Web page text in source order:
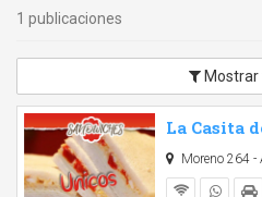
1 publicaciones
Mostrar
La Casita
Moreno 264 -